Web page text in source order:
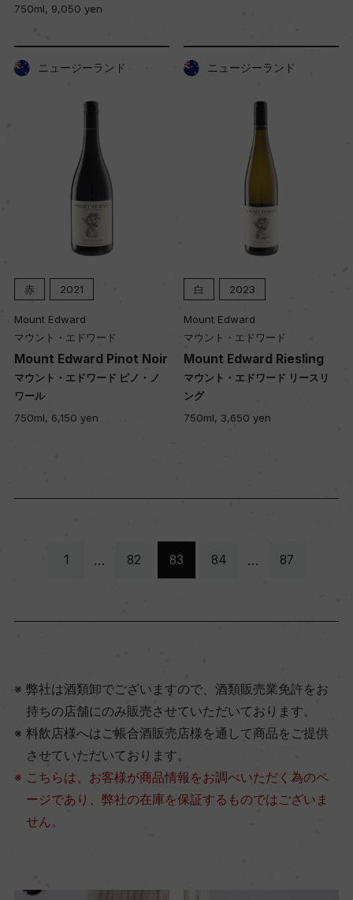
750ml, 9,050 yen
ニュージーランド
赤 2021
Mount Edward
マウント・エドワード
Mount Edward Pinot Noir
マウント・エドワード ピノ・ノ
ワール
750ml, 6,150 yen
ニュージーランド
白 2023
Mount Edward
マウント・エドワード
Mount Edward Riesling
マウント・エドワード リースリ
ング
750ml, 3,650 yen
1 … 82 83 84 … 87
弊社は酒類卸でございますので、酒類販売業免許をお
持ちの店舗にのみ販売させていただいております。
料飲店様へはご帳合酒販売店様を通して商品をご提供
させていただいております。
こちらは、お客様が商品情報をお調べいただく為のペ
ージであり、弊社の在庫を保証するものではございま
せん。